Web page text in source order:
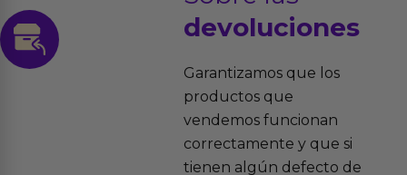
devoluciones
Garantizamos que los
productos que
vendemos funcionan
correctamente y que si
tienen algún defecto de